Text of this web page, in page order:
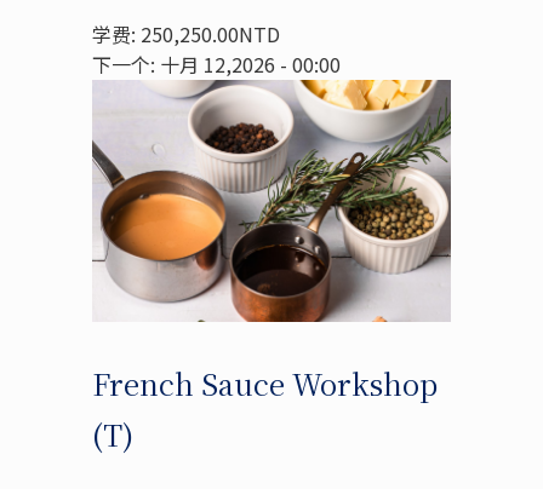
学费: 250,250.00NTD
下一个: 十月 12,2026 - 00:00
French Sauce Workshop
(T)